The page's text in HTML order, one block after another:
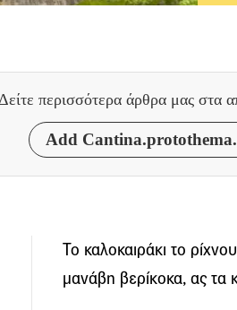
Δείτε περισσότερα άρθρα μας στα
Add
Το καλοκαιράκι το
μανάβη βερίκοκα, ας τα